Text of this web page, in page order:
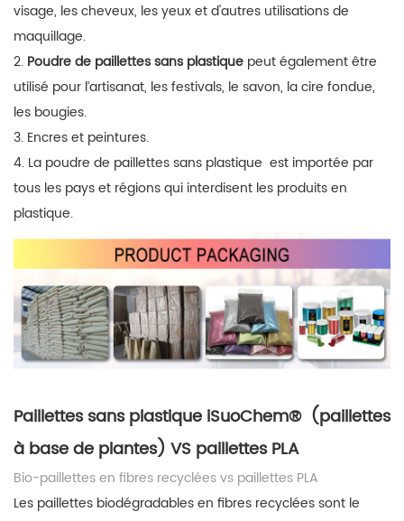
visage, les cheveux, les yeux et d'autres utilisations de
maquillage.
2. Poudre de paillettes sans plastique peut également être
utilisé pour l’artisanat, les festivals, le savon, la cire fondue,
les bougies.
3. Encres et peintures.
4. La poudre de paillettes sans plastique est importée par
tous les pays et régions qui interdisent les produits en
plastique.
Paillettes sans plastique iSuoChem® (paillettes
à base de plantes) VS paillettes PLA
Bio-paillettes en fibres recyclées vs paillettes PLA
Les paillettes biodégradables en fibres recyclées sont le